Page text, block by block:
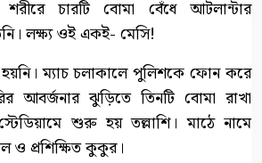
চারটি বোমা বেঁধে আটলান্টার
লক্ষ্য ওই একই- মেসি!
ম্যাচ চলাকালে পুলিশকে ফোন করে
আবর্জনার ঝুড়িতে তিনটি বোমা রাখা
শুরু হয় তল্লাশি। মাঠে নামে
ও প্রশিক্ষিত কুকুর।